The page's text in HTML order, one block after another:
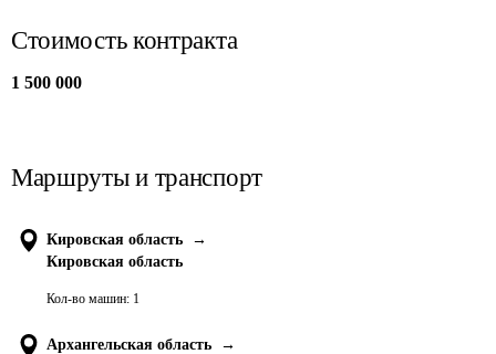
Стоимость контракта
1 500 000
Маршруты и транспорт
Кировская область
→
Кировская область
Кол-во машин: 1
Архангельская область
→